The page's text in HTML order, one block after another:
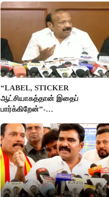
“LABEL, STICKER
ஆட்சியாகத்தான் இதைப்
பார்க்கிறேன்”-